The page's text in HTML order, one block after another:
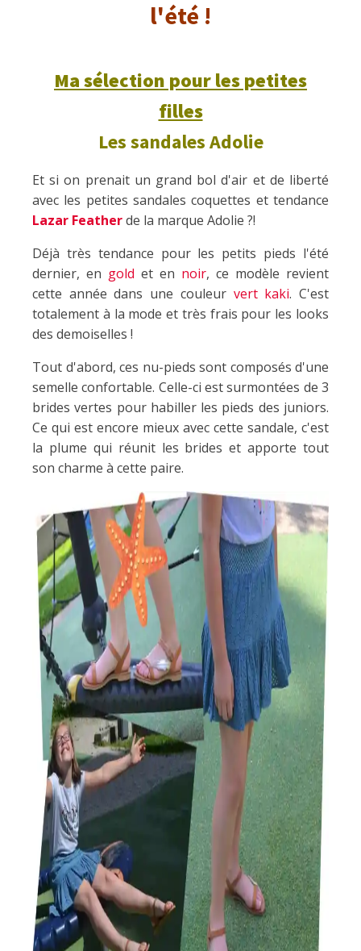
l'été !
Ma sélection pour les petites
filles
Les sandales Adolie
Et si on prenait un grand bol d'air et de liberté
avec les petites sandales coquettes et tendance
Lazar Featherde la marque Adolie ?!
Déjà très tendance pour les petits pieds l'été
dernier, en gold et en noir, ce modèle revient
cette année dans une couleur vert kaki. C'est
totalement à la mode et très frais pour les looks
des demoiselles !
Tout d'abord, ces nu-pieds sont composés d'une
semelle confortable. Celle-ci est surmontées de 3
brides vertes pour habiller les pieds des juniors.
Ce qui est encore mieux avec cette sandale, c'est
la plume qui réunit les brides et apporte tout
son charme à cette paire.